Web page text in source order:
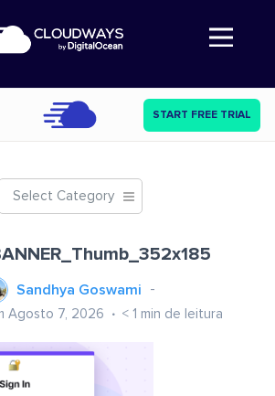
Abre a navegação
START FREE TRIAL
Select Category
Sandhya Goswami
Agosto 7, 2026 < 1 min de leitura